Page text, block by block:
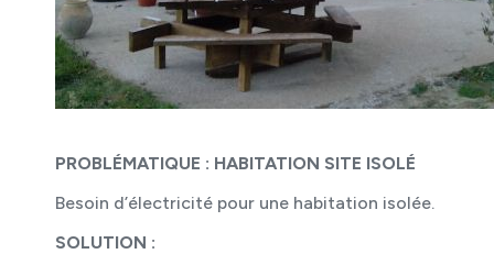
PROBLÉMATIQUE : HABITATION SITE ISOLÉ
Besoin d’électricité pour une habitation isolée.
SOLUTION :